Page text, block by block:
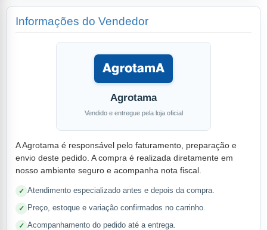
Informações do Vendedor
Agrotama
Vendido e entregue pela loja oficial
A Agrotama é responsável pelo faturamento, preparação e
envio deste pedido. A compra é realizada diretamente em
nosso ambiente seguro e acompanha nota fiscal.
Atendimento especializado antes e depois da compra.
Preço, estoque e variação confirmados no carrinho.
Acompanhamento do pedido até a entrega.